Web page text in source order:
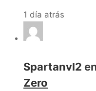
1 día atrás
Spartanvl2
Zero